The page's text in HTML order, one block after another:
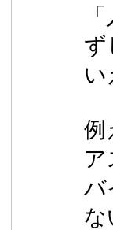
ず
い
例
ア
バ
な